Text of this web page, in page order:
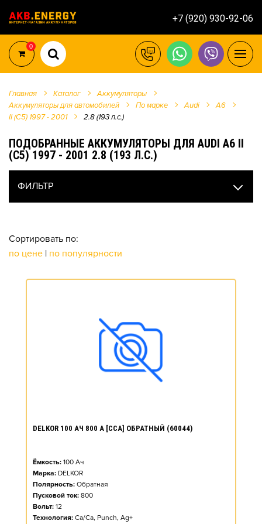
+7 (920) 930-92-06
0
Главная Каталог
Аккумуляторы
Аккумуляторы для автомобилей
По марке Audi
A6
II (C5) 1997 - 2001
2.8 (193 л.с.)
ПОДОБРАННЫЕ АККУМУЛЯТОРЫ ДЛЯ AUDI A6 II
(C5) 1997 - 2001 2.8 (193 Л.С.)
ФИЛЬТР
Сортировать по:
по цене | по популярности
DELKOR 100 АЧ 800 А [CCA] ОБРАТНЫЙ (60044)
Ёмкость: 100 Ач
Марка: DELKOR
Полярность: Обратная
Пусковой ток: 800
Вольт: 12
Технология: Ca/Ca, Punch, Ag+